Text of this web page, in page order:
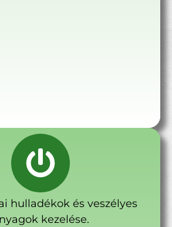
hulladékok és veszélyes
kezelése.